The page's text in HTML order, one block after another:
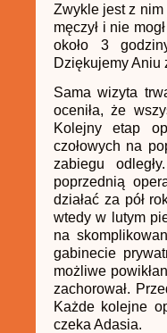
Zwykle jest z nim
męczył i nie
około 3
Dziękujemy Aniu
Sama wizyta
oceniła, że
Kolejny etap
czołowych na
zabiegu
poprzednią
działać za pół
wtedy w lutym
na
gabinecie
możliwe
zachorował.
Każde kolejne
czeka Adasia.